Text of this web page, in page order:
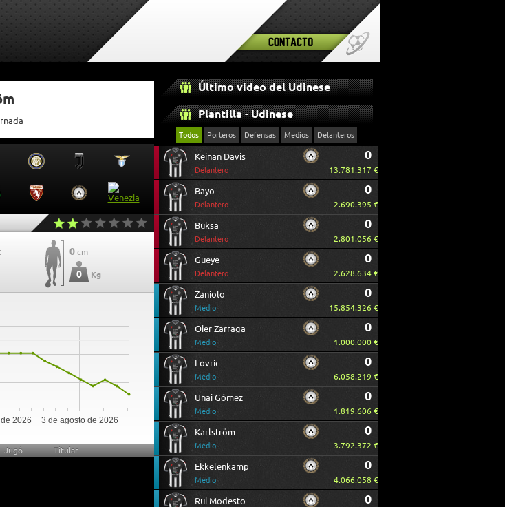
Contacto
0 cm
0 Kg
2026 3 de agosto de 2026
Jugó Titular
Último video del Udinese
Plantilla - Udinese
Todos Porteros Defensas Medios Delanteros
Keinan Davis
Delantero
0
13.781.317 €
Bayo
Delantero
0
2.690.395 €
Buksa
Delantero
0
2.801.056 €
Gueye
Delantero
0
2.628.634 €
Zaniolo
Medio
0
15.854.326 €
Oier Zarraga
Medio
0
1.000.000 €
Lovric
Medio
0
6.058.219 €
Unai Gómez
Medio
0
1.819.606 €
Karlström
Medio
0
3.792.372 €
Ekkelenkamp
Medio
0
4.066.058 €
Rui Modesto 0